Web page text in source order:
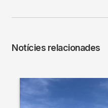
Notícies relacionades